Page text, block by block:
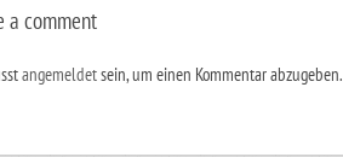
a comment
angemeldetsein, um einen Kommentar abzugeben.